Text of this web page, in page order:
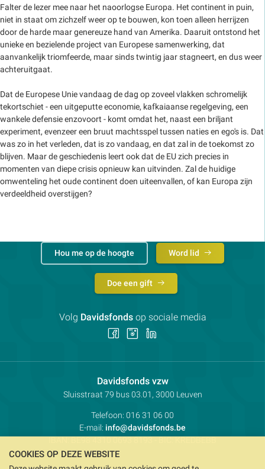
Falter de lezer mee naar het naoorlogse Europa. Het continent in puin,
niet in staat om zichzelf weer op te bouwen, kon toen alleen herrijzen
door de harde maar genereuze hand van Amerika. Daaruit ontstond het
unieke en bezielende project van Europese samenwerking, dat
aanvankelijk triomfeerde, maar sinds twintig jaar stagneert, en dus weer
achteruitgaat.
Dat de Europese Unie vandaag de dag op zoveel vlakken schromelijk
tekortschiet - een uitgeputte economie, kafkaiaanse regelgeving, een
wankele defensie enzovoort - komt omdat het, naast een briljant
experiment, evenzeer een bruut machtsspel tussen naties en ego's is. Dat
was zo in het verleden, dat is zo vandaag, en dat zal in de toekomst zo
blijven. Maar de geschiedenis leert ook dat de EU zich precies in
momenten van diepe crisis opnieuw kan uitvinden. Zal de huidige
omwenteling het oude continent doen uiteenvallen, of kan Europa zijn
verdeeldheid overstijgen?
Davidsfonds vzwContactpersoon:
Adres:
Sluisstraat 79 bus 03.01, 3000 Leuven
Telefoon: 016 31 06 00
E-mail: info@davidsfonds.be
IBAN:BE98 4310 0693 8193- BIC:KREDBEBB
Hou me op de hoogte Word lid
Doe een gift
Volg Davidsfondsop sociale media
Volg Volg
COOKIES OP DEZE WEBSITE